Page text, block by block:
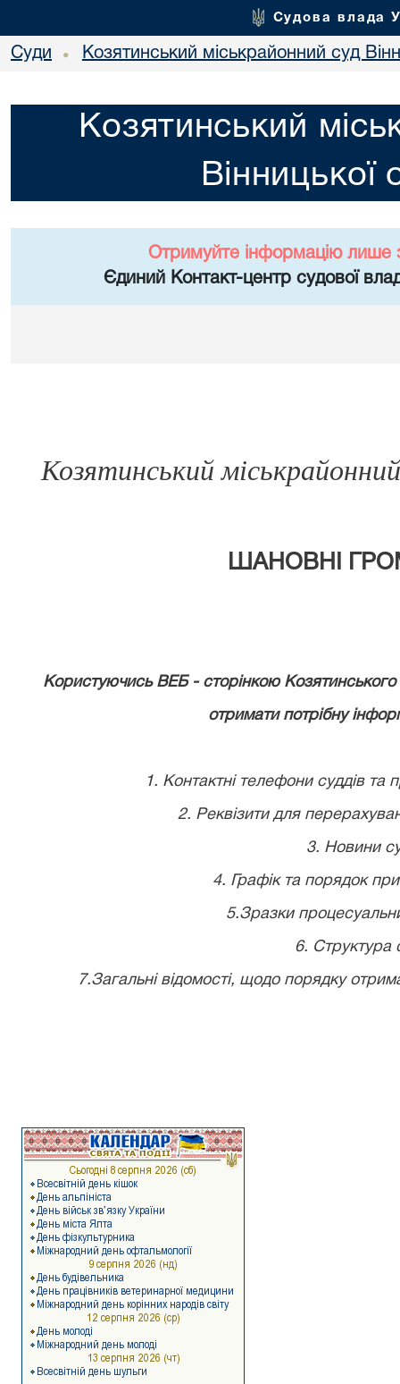
Судова влада
Суди • Козятинський міськрайонний суд
Козятинський
Вінницької
Отримуйте інформацію лише
Єдиний Контакт-центр судової
Козятинський
ШАНОВНІ
Користуючись ВЕБ - сторінкою
отримати потрібну
1. Контактні телефони суддів та
2. Реквізити для
3. Новини
4. Графік та порядок
5.Зразки
6. Структура
7.Загальні відомості, щодо порядку